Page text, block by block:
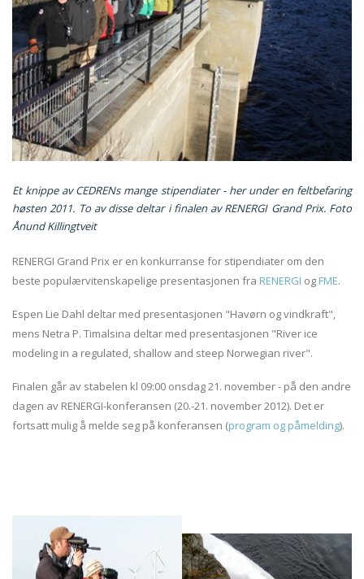
Et knippe av CEDRENs mange stipendiater - her under en feltbefaring
høsten 2011. To av disse deltar i finalen av RENERGI Grand Prix. Foto
Ånund Killingtveit
RENERGI Grand Prix er en konkurranse for stipendiater om den
beste populærvitenskapelige presentasjonen fra RENERGI og FME.
Espen Lie Dahl deltar med presentasjonen "Havørn og vindkraft",
mens Netra P. Timalsina deltar med presentasjonen "River ice
modeling in a regulated, shallow and steep Norwegian river".
Finalen går av stabelen kl 09:00 onsdag 21. november - på den andre
dagen av RENERGI-konferansen (20.-21. november 2012). Det er
fortsatt mulig å melde seg på konferansen (program og påmelding).